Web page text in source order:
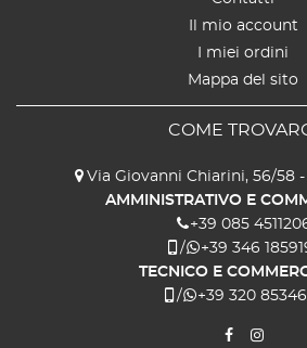
Il mio account
I miei ordini
Mappa del sito
COME
Via Giovanni Chiarini, 56/58 -
AMMINISTRATIVO E
+39 085
/
+39 346
TECNICO E
/
+39 320